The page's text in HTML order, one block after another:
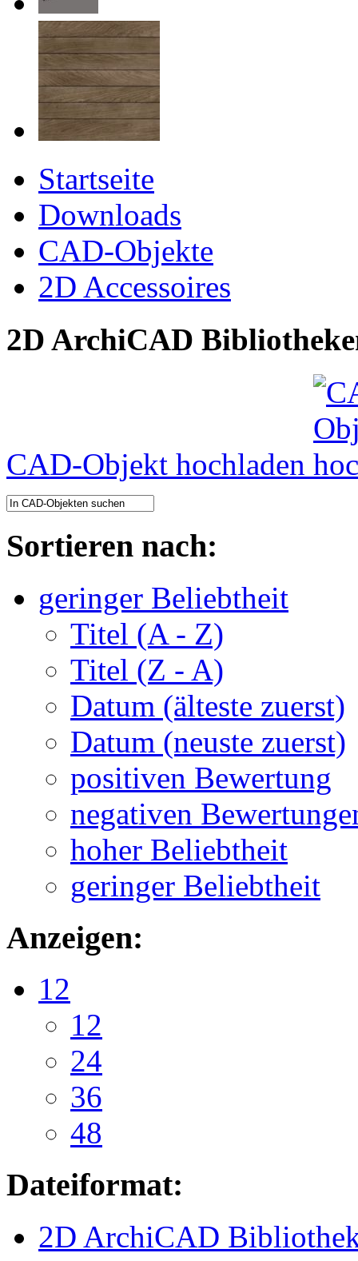
Startseite
Downloads
CAD-Objekte
2D Accessoires
2D ArchiCAD
CAD-Objekt hochladen
Sortieren nach:
geringer Beliebtheit
Titel (A - Z)
Titel (Z - A)
Datum (älteste zuerst)
Datum (neuste zuerst)
positiven Bewertung
negativen
hoher Beliebtheit
geringer Beliebtheit
Anzeigen:
12
12
24
36
48
Dateiformat:
2D ArchiCAD